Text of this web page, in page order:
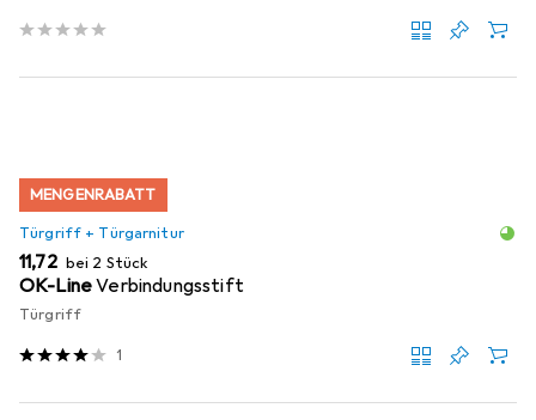
MENGENRABATT
Türgriff + Türgarnitur
EUR
11,72 bei 2 Stück
OK-LineVerbindungsstift
Türgriff
1